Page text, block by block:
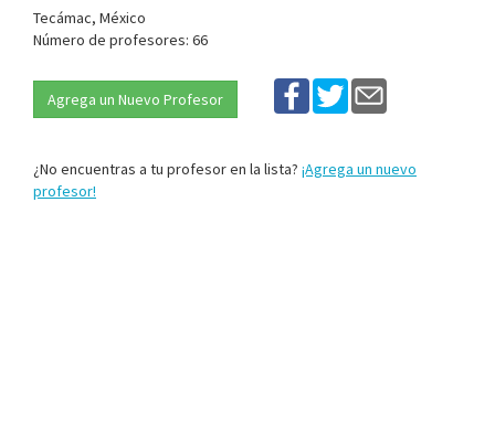
Tecámac, México
Número de profesores: 66
Agrega un Nuevo Profesor
¿No encuentras a tu profesor en la lista? ¡Agrega un nuevo
profesor!